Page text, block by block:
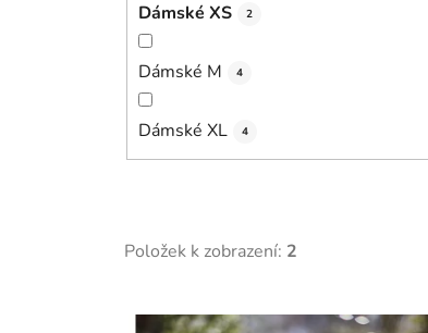
Dámské XS 2
Dámské M 4
Dámské XL 4
Položek k zobrazení: 2